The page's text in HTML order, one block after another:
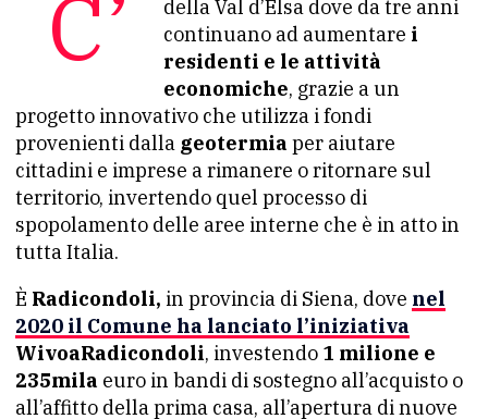
C’è un piccolo borgo nel cuore
della Val d’Elsa dove da tre anni
continuano ad aumentare i
residenti e le attività
economiche, grazie a un
progetto innovativo che utilizza i fondi
provenienti dalla geotermia per aiutare
cittadini e imprese a rimanere o ritornare sul
territorio, invertendo quel processo di
spopolamento delle aree interne che è in atto in
tutta Italia.
È Radicondoli, in provincia di Siena, dove nel
2020 il Comune ha lanciato l’iniziativa
WivoaRadicondoli, investendo 1 milione e
235mila euro in bandi di sostegno all’acquisto o
all’affitto della prima casa, all’apertura di nuove